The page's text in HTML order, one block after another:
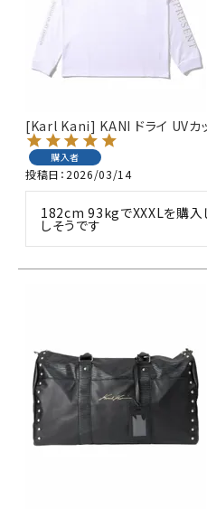
[Karl Kani] KANI ドライ UVカ
購入者
投稿日 2026/03/14
182cm 93kgでXXXLを購入
しそうです